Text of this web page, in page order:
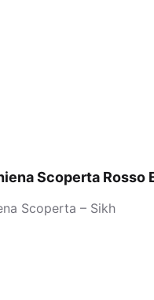
Abito con schiena
Scoperta Rosso
Scoperta – Sikh